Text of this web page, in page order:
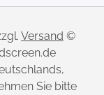
Versand ©
Sie bitte